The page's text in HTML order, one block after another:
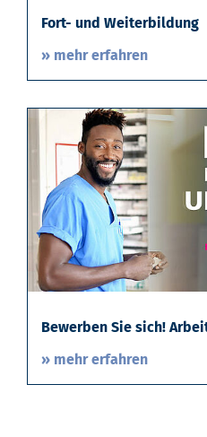
Fort- und Weiterbildung
» mehr erfahren
Bewerben Sie sich!
» mehr erfahren